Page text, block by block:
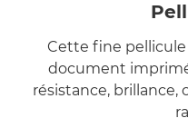
Cette fine
document
résistance,